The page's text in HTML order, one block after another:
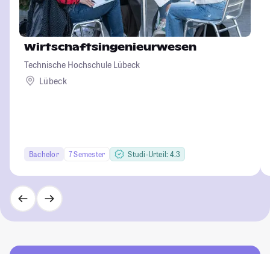
Wirtschaftsingenieurwesen
Technische Hochschule Lübeck
Lübeck
Bachelor 7 Semester Studi-Urteil: 4.3